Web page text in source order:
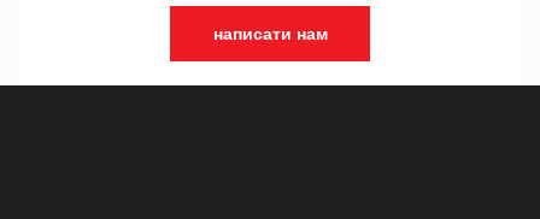
написати нам